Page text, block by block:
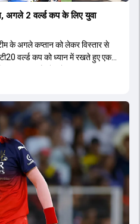
अगले 2 वर्ल्ड कप के लिए युवा
के अगले कप्तान को लेकर विस्तार से
वर्ल्ड कप को ध्यान में रखते हुए एक
कर रहा है जो लंबे समय तक टीम का
टी20 टीम को टेस्ट और वनडे टीम से
कुछ ऐसे भी हैं जिनके पास अनुभव
ओर, कई दिग्गज और अनुभवी खिलाड़ी
रहे हैं। विकेटकीपर की भूमिका को लेकर भी
वाले विकेटकीपर को ही प्राथमिकता दी
चुनना है जो अगले चार से आठ साल